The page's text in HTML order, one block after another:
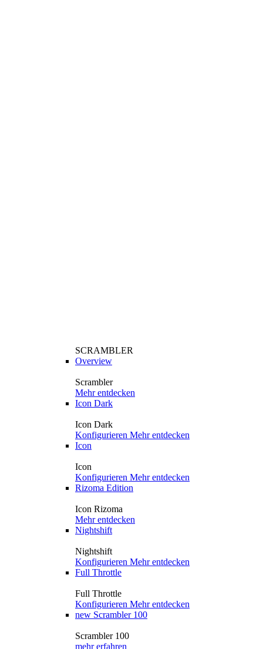
SCRAMBLER
Overview
Scrambler
Mehr entdecken
Icon Dark
Icon Dark
Konfigurieren Mehr entdecken
Icon
Icon
Konfigurieren Mehr entdecken
Rizoma Edition
Icon Rizoma
Mehr entdecken
Nightshift
Nightshift
Konfigurieren Mehr entdecken
Full Throttle
Full Throttle
Konfigurieren Mehr entdecken
new Scrambler 100
Scrambler 100
mehr erfahren